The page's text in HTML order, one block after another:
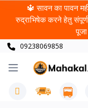
🔱 सावन का पावन
रुद्राभिषेक करने हेतु
09238069858